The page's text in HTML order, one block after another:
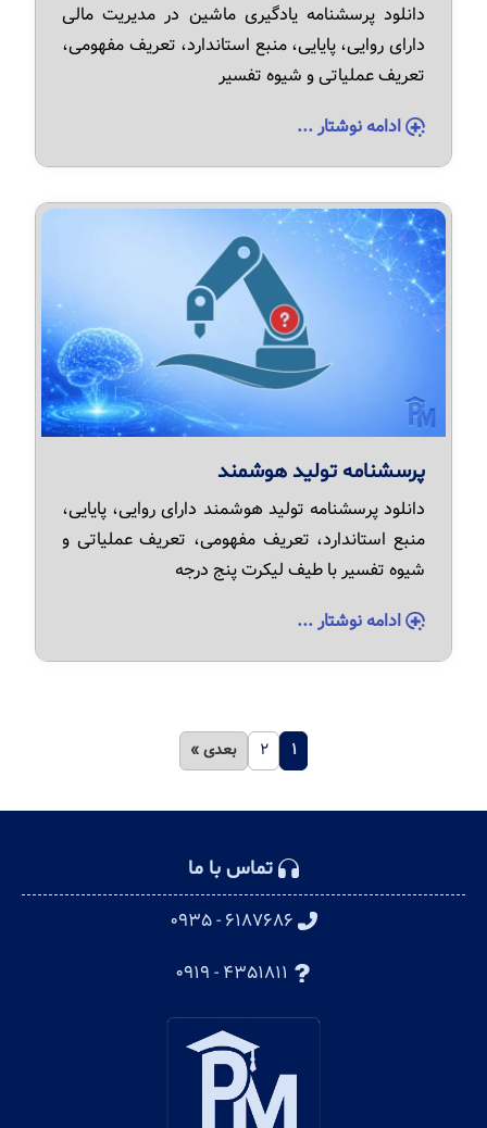
دانلود پرسشنامه یادگیری ماشین در مدیریت مالی
دارای روایی، پایایی، منبع استاندارد، تعریف مفهومی،
تعریف عملیاتی و شیوه تفسیر
ادامه نوشتار ...
پرسشنامه تولید هوشمند
دانلود پرسشنامه تولید هوشمند دارای روایی، پایایی،
منبع استاندارد، تعریف مفهومی، تعریف عملیاتی و
شیوه تفسیر با طیف لیکرت پنج درجه
ادامه نوشتار ...
۱ ۲ بعدی »
تماس با ما
۶۱۸۷۶۸۶ - ۰۹۳۵